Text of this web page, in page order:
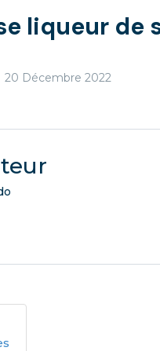
liqueur de
20 Décembre 2022